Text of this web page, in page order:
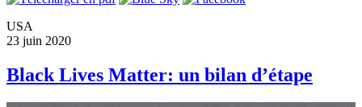
USA
23 juin 2020
Black Lives Matter: un bilan d’étape